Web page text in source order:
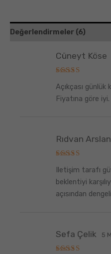
Değerlendirmeler (6)
üzerinden
5oy aldı
Cüneyt Köse
Açıkçası günlük
Fiyatına göre iyi.
üzerinden
5
oy aldı
Rıdvan Arslan
Iletişim tarafı
beklentiyi
açısından
Sefa Çelik 5